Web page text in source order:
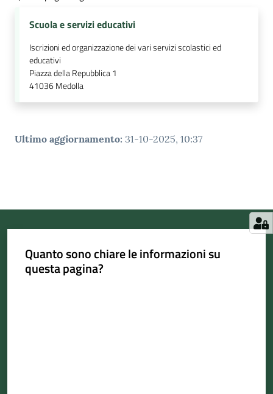
Scuola e servizi educativi
Iscrizioni ed organizzazione dei vari servizi scolastici ed
educativi
Piazza della Repubblica 1
41036Medolla
Ultimo aggiornamento: 31-10-2025, 10:37
Quanto sono chiare le informazioni su
questa pagina?